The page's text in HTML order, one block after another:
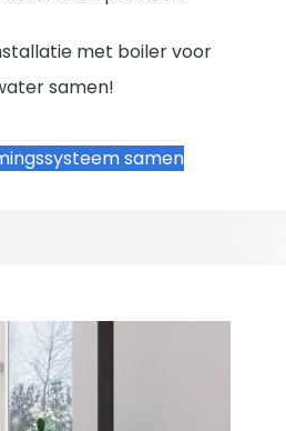
met boiler voor
samen!
samen